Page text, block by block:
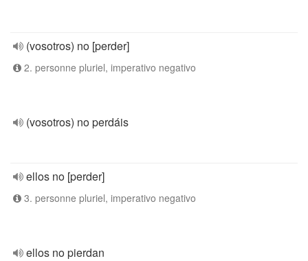
(vosotros) no [perder]
2. personne pluriel, imperativo negativo
(vosotros) no perdáis
ellos no [perder]
3. personne pluriel, imperativo negativo
ellos no pierdan